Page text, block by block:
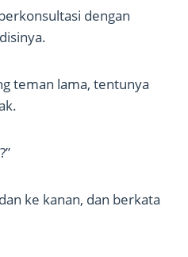
dengan
teman lama, tentunya
ke kanan, dan berkata